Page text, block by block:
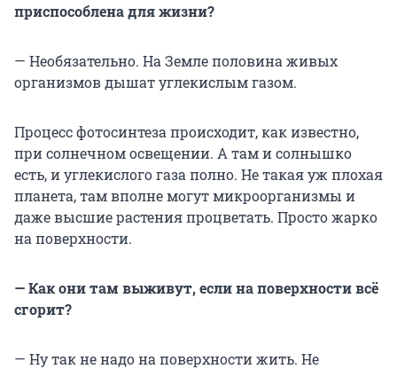
приспособлена для жизни?
— Необязательно. На Земле половина живых
организмов дышат углекислым газом.
Процесс фотосинтеза происходит, как известно,
при солнечном освещении. А там и солнышко
есть, и углекислого газа полно. Не такая уж плохая
планета, там вполне могут микроорганизмы и
даже высшие растения процветать. Просто жарко
на поверхности.
— Как они там выживут, если на поверхности всё
сгорит?
— Ну так не надо на поверхности жить. Не